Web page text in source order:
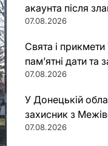
акаунта після
07.08.2026
Свята і
пам’ятні дати та
07.08.2026
У Донецькій
захисник з
07.08.2026